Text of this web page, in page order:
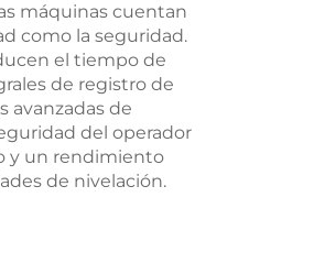
máquinas cuentan
como la seguridad.
el tiempo de
de registro de
avanzadas de
del operador
y un rendimiento
de nivelación.